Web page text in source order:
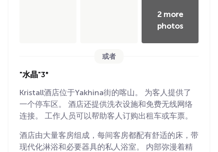
2 more
photos
或者
"水晶"3*
Kristall酒店位于Yakhina街的喀山。 为客人提供了
一个停车区。 酒店还提供洗衣设施和免费无线网络
连接。 工作人员可以帮助客人订购出租车或车票。
酒店由大量客房组成，每间客房都配有舒适的床，带
现代化淋浴和必要器具的私人浴室。 内部弥漫着精